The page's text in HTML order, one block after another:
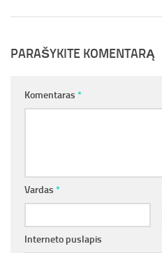
PARAŠYKITE KOMENTARĄ
Komentaras *
Vardas *
Interneto puslapis